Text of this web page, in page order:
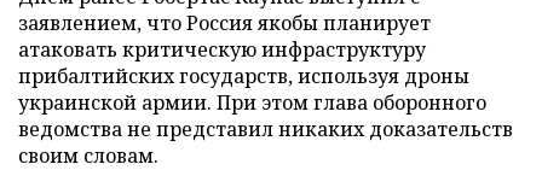
заявлением, что Россия якобы планирует
атаковать критическую инфраструктуру
прибалтийских государств, используя дроны
украинской армии. При этом глава оборонного
ведомства не представил никаких доказательств
своим словам.